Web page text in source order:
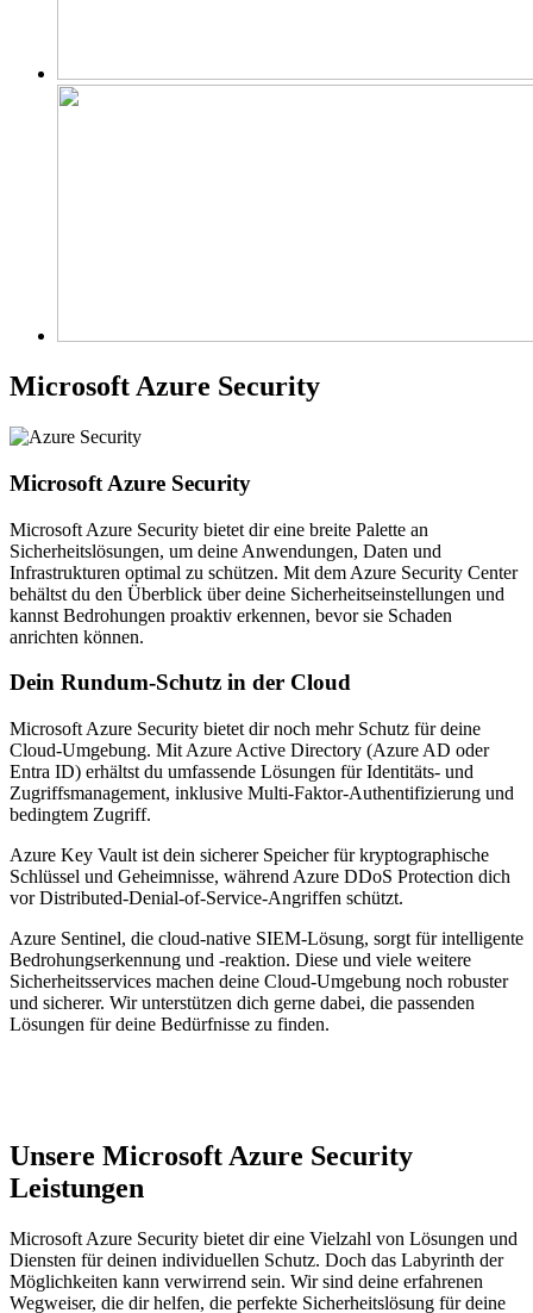
Microsoft Azure Security
Microsoft Azure Security
Microsoft Azure Security bietet dir eine breite Palette an
Sicherheitslösungen, um deine Anwendungen, Daten und
Infrastrukturen optimal zu schützen. Mit dem Azure Security Center
behältst du den Überblick über deine Sicherheitseinstellungen und
kannst Bedrohungen proaktiv erkennen, bevor sie Schaden
anrichten können.
Dein Rundum-Schutz in der Cloud
Microsoft Azure Security bietet dir noch mehr Schutz für deine
Cloud-Umgebung. Mit Azure Active Directory (Azure AD oder
Entra ID) erhältst du umfassende Lösungen für Identitäts- und
Zugriffsmanagement, inklusive Multi-Faktor-Authentifizierung und
bedingtem Zugriff.
Azure Key Vault ist dein sicherer Speicher für kryptographische
Schlüssel und Geheimnisse, während Azure DDoS Protection dich
vor Distributed-Denial-of-Service-Angriffen schützt.
Azure Sentinel, die cloud-native SIEM-Lösung, sorgt für intelligente
Bedrohungserkennung und -reaktion. Diese und viele weitere
Sicherheitsservices machen deine Cloud-Umgebung noch robuster
und sicherer. Wir unterstützen dich gerne dabei, die passenden
Lösungen für deine Bedürfnisse zu finden.
Unsere Microsoft Azure Security
Leistungen
Microsoft Azure Security bietet dir eine Vielzahl von Lösungen und
Diensten für deinen individuellen Schutz. Doch das Labyrinth der
Möglichkeiten kann verwirrend sein. Wir sind deine erfahrenen
Wegweiser, die dir helfen, die perfekte Sicherheitslösung für deine